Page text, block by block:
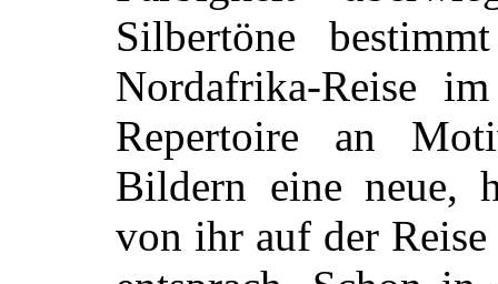
Silbertöne
Nordafrika-Reise
Repertoire an
Bildern eine neue,
von ihr auf der